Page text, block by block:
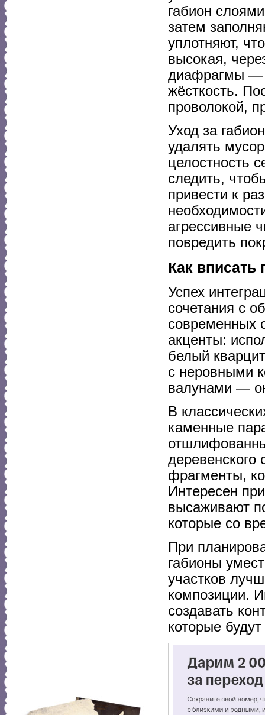
габион
затем
уплотняют,
высокая,
диафрагмы —
жёсткость.
проволокой,
Уход за
удалять
целостность
следить,
привести к
агрессивные
повредить
Как вписать
Успех
сочетания с
современных
акценты:
белый
с неровными
валунами —
В
каменные
деревенского
фрагменты,
Интересен
высаживают
которые со
При
габионы
участков
композиции.
создавать
которые